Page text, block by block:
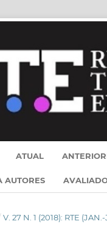
ATUAL
AUTORES
V. 27 N. 1 (2018): RTE